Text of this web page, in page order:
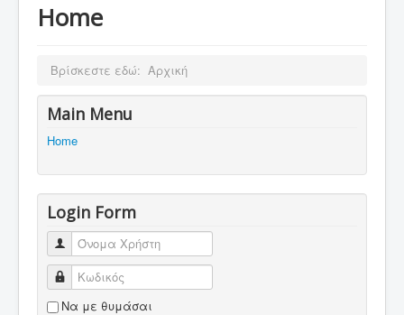
Home
Βρίσκεστε εδώ: Αρχική
Main Menu
Home
Login Form
Όνομα Χρήστη
Κωδικός
Να με θυμάσαι